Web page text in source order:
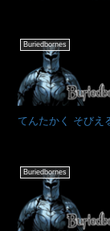
Buriedbornes
てんたかく そびえ
Buriedbornes